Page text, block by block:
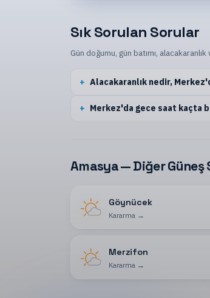
Sık Sorulan Sorular
Gün doğumu, gün batımı, alacakaranlık
Alacakaranlık nedir,
Merkez'da gece saat kaçta
Amasya — Diğer Güneş
Göynücek
Kararma →
Merzifon
Kararma→